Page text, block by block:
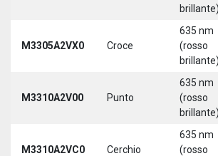
brillante)
M3305A2VX0 Croce
635 nm
(rosso
brillante)
M3310A2V00 Punto
635 nm
(rosso
brillante)
M3310A2VC0 Cerchio
635 nm
(rosso